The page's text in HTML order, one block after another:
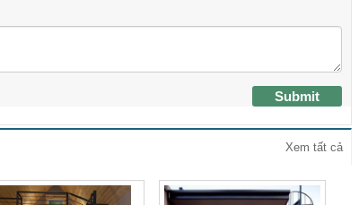
Submit
Xem tất cả